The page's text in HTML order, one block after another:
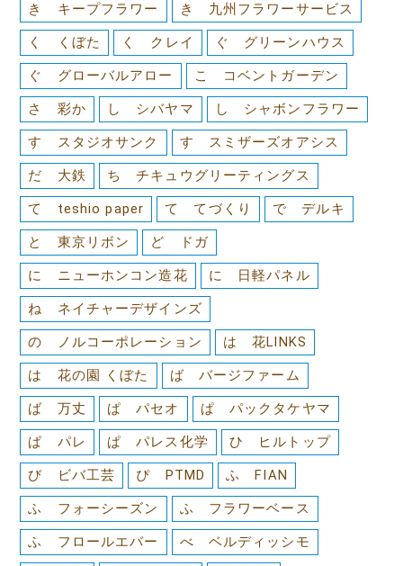
き キープフラワー き 九州フラワーサービス
く くぼた く クレイ ぐ グリーンハウス
ぐ グローバルアロー こ コベントガーデン
さ 彩か し シバヤマ し シャボンフラワー
す スタジオサンク す スミザーズオアシス
だ 大鉄 ち チキュウグリーティングス
て teshio paper て てづくり で デルキ
と 東京リボン ど ドガ
に ニューホンコン造花 に 日軽パネル
ね ネイチャーデザインズ
の ノルコーポレーション は 花LINKS
は 花の園 くぼた ば バージファーム
ば 万丈 ぱ パセオ ぱ パックタケヤマ
ぱ パレ ぱ パレス化学 ひ ヒルトップ
び ビバ工芸 ぴ PTMD ふ FIAN
ふ フォーシーズン ふ フラワーベース
ふ フロールエバー べ ベルディッシモ